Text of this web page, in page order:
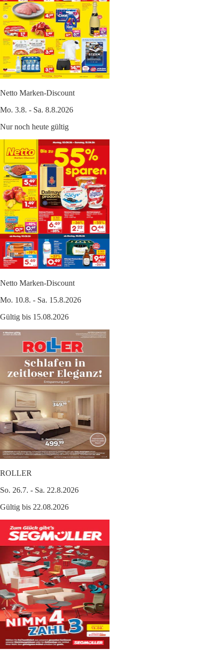
Netto Marken-Discount
Mo. 3.8. - Sa. 8.8.2026
Nur noch heute gültig
Netto Marken-Discount
Mo. 10.8. - Sa. 15.8.2026
Gültig bis 15.08.2026
ROLLER
So. 26.7. - Sa. 22.8.2026
Gültig bis 22.08.2026